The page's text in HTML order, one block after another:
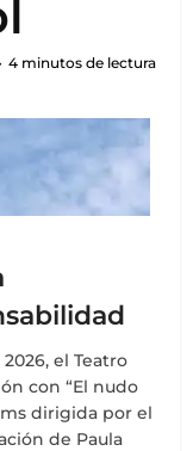
4 minutos de lectura
el Teatro
con “El nudo
dirigida por el
de Paula